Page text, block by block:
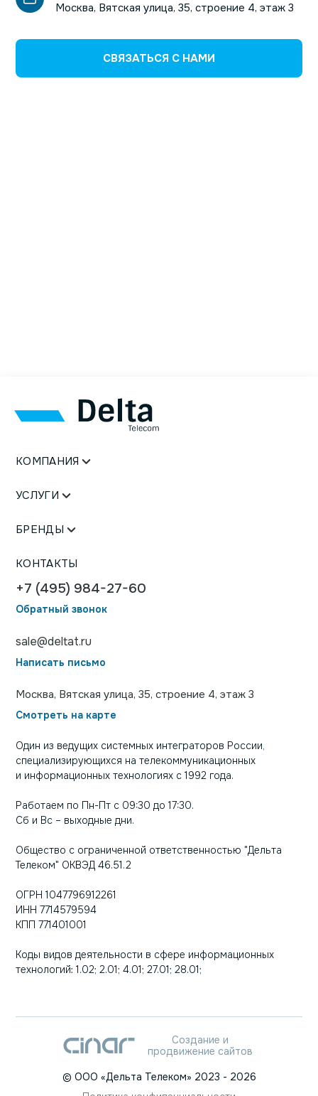
Москва, Вятская улица, 35, строение 4, этаж 3
СВЯЗАТЬСЯ С НАМИ
КОМПАНИЯ
УСЛУГИ
БРЕНДЫ
КОНТАКТЫ
+7 (495) 984-27-60
Обратный звонок
sale@deltat.ru
Написать письмо
Москва, Вятская улица, 35, строение 4, этаж 3
Смотреть на карте
Один из ведущих системных интеграторов России,
специализирующихся на телекоммуникационных
и информационных технологиях с 1992 года.
Работаем по Пн-Пт с 09:30 до 17:30.
Сб и Вс – выходные дни.
Общество с ограниченной ответственностью "Дельта
Телеком" ОКВЭД 46.51.2
ОГРН 1047796912261
ИНН 7714579594
КПП 771401001
Коды видов деятельности в сфере информационных
технологий: 1.02; 2.01; 4.01; 27.01; 28.01;
Создание и
продвижение сайтов
© ООО «Дельта Телеком» 2023 - 2026